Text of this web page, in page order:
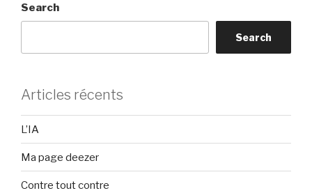
Search
Search
Articles récents
L’IA
Ma page deezer
Contre tout contre